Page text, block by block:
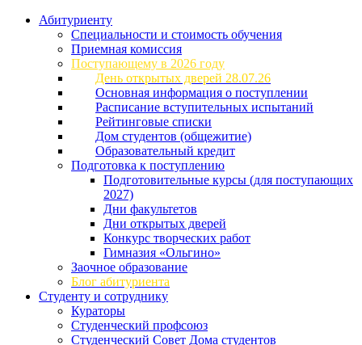
Абитуриенту
Специальности и стоимость обучения
Приемная комиссия
Поступающему в 2026 году
День открытых дверей 28.07.26
Основная информация о поступлении
Расписание вступительных испытаний
Рейтинговые списки
Дом студентов (общежитие)
Образовательный кредит
Подготовка к поступлению
Подготовительные курсы (для поступающих
2027)
Дни факультетов
Дни открытых дверей
Конкурс творческих работ
Гимназия «Ольгино»
Заочное образование
Блог абитуриента
Студенту и сотруднику
Кураторы
Студенческий профсоюз
Студенческий Совет Дома студентов